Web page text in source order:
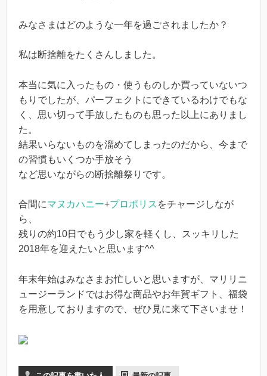
みなさまはどのような一年を過ごされましたか？
私は断捨離をたくさんしました。
本当に気に入ったもの・使うものしか買っていないつ
もりでしたが、パーフェクトにできているわけでもな
く、思い切って手放したものも思った以上にありまし
た。
結果いらないものを溜めてしまったのだから、今まで
の習慣もいくつか手放そう
など思いながらの断捨離祭りです。
合間にマヌカハニー+プロポリス をチャージしなが
ら、
残りの約10日でもう少し家を軽くし、スッキリした
2018年を迎えたいと思います^^
年末年始はみなさまお忙しいと思いますが、マリリニ
ュージーランドではお得な商品やお年賀ギフト、福袋
を用意しておりますので、ぜひ見に来て下さいませ！